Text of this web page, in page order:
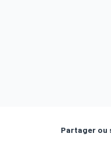
Partager ou